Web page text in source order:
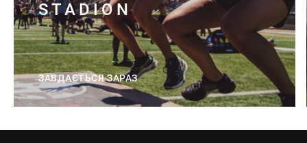
STADION
ЗАВДАЄТЬСЯ ЗАРАЗ